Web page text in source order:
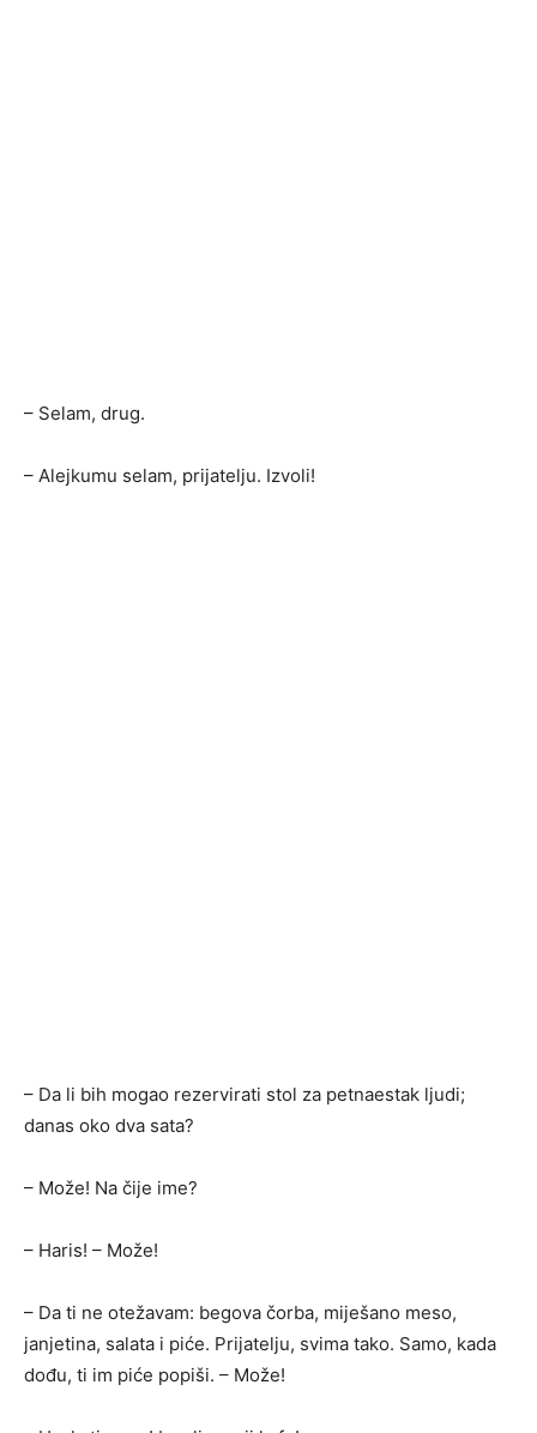
– Selam, drug.
– Alejkumu selam, prijatelju. Izvoli!
– Da li bih mogao rezervirati stol za petnaestak ljudi;
danas oko dva sata?
– Može! Na čije ime?
– Haris! – Može!
– Da ti ne otežavam: begova čorba, miješano meso,
janjetina, salata i piće. Prijatelju, svima tako. Samo, kada
dođu, ti im piće popiši. – Može!